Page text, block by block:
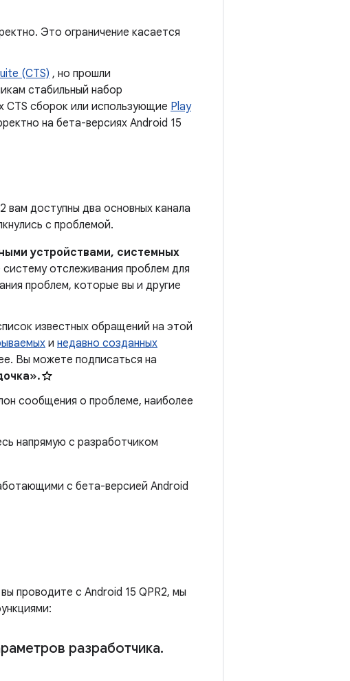
Это ограничение касается
(CTS) , но прошли
стабильный набор
CTS сборок или использующие Play
на бета-версиях Android 15
вам доступны два основных канала
с проблемой.
устройствами, системных
систему отслеживания проблем для
проблем, которые вы и другие
известных обращений на этой
и недавно созданных
Вы можете подписаться на
сообщения о проблеме, наиболее
напрямую с разработчиком
с бета-версией Android
проводите с Android 15 QPR2, мы
разработчика.